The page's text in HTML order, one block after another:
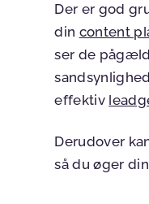
Der er god
din content
ser de
effektiv
Derudover
så du øger